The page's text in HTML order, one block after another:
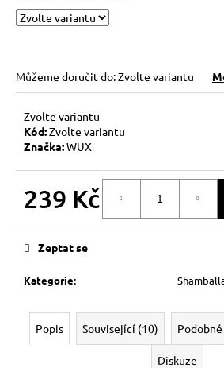
Můžeme doručit do:Zvolte variantu
Zvolte variantu
Kód:Zvolte variantu
Značka:WUX
239 Kč
Kategorie:
Zeptat se
Popis Související (10)
Diskuze